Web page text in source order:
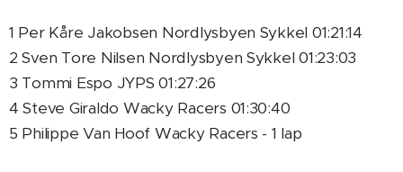
1 Per Kåre Jakobsen Nordlysbyen Sykkel 01:21:14
2 Sven Tore Nilsen Nordlysbyen Sykkel 01:23:03
3 Tommi Espo JYPS 01:27:26
4 Steve Giraldo Wacky Racers 01:30:40
5 Philippe Van Hoof Wacky Racers - 1 lap